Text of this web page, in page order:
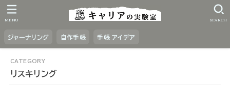
ジャーナリング 自作手帳 手帳 アイデア
SEARCH
MENU
リスキリング